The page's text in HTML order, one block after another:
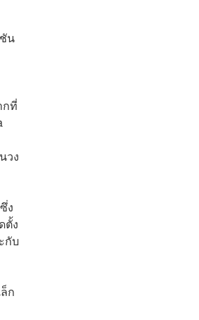
น
กที่
วง
ง
ตั้ง
กับ
ก